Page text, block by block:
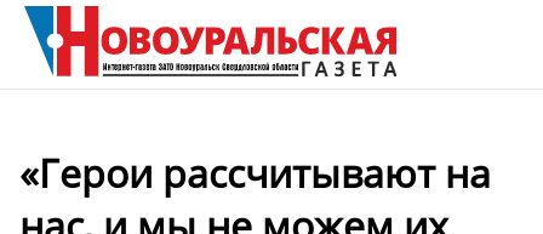
«Герои рассчитывают на